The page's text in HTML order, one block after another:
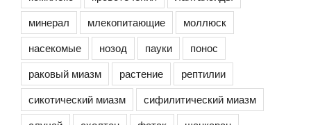
минерал
млекопитающие
моллюск
насекомые
нозод пауки
понос
раковый миазм
растение
рептилии
сикотический миазм
сифилитический миазм